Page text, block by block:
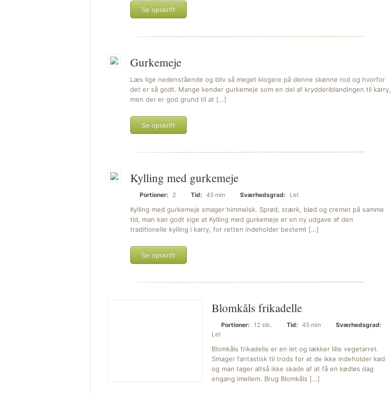
Se opskrift
Gurkemeje
Læs lige nedenstående og bliv så meget klogere på denne skønne rod og hvorfor
det er så godt. Mange kender gurkemeje som en del af krydderiblandingen til karry,
men der er god grund til at […]
Se opskrift
Kylling med gurkemeje
Portioner: 2 Tid: 45 min Sværhedsgrad: Let
Kylling med gurkemeje smager himmelsk. Sprød, stærk, blød og cremet på samme
tid, man kan godt sige at Kylling med gurkemeje er en ny udgave af den
traditionelle kylling i karry, for retten indeholder bestemt […]
Se opskrift
Blomkåls frikadelle
Portioner: 12 stk. Tid: 45 min
Sværhedsgrad:
Let
Blomkåls frikadelle er en let og lækker lille vegetarret.
Smager fantastisk til trods for at de ikke indeholder kød
og man tager altså ikke skade af at få en kødløs dag
engang imellem. Brug Blomkåls […]